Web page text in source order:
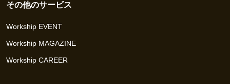
その他のサービス
Workship EVENT
Workship MAGAZINE
Workship CAREER